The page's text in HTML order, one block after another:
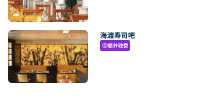
海渡寿司吧
paid额外收费